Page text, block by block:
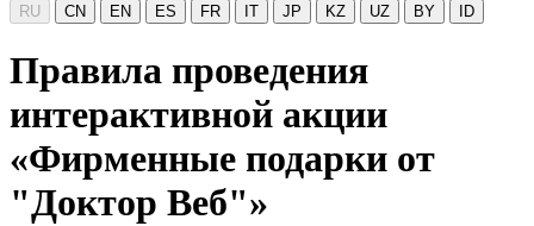
RU CN EN ES FR IT JP KZ UZ BY ID
Правила проведения
интерактивной акции
«Фирменные подарки от
"Доктор Веб"»